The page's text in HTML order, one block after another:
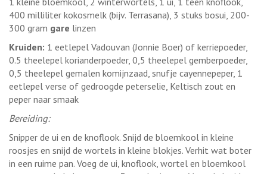
400 milliliter kokosmelk (bijv. Terrasana), 3 stuks bosui, 200-
300 gram gare linzen
Kruiden: 1 eetlepel Vadouvan (Jonnie Boer) of kerriepoeder,
0.5 theelepel korianderpoeder, 0,5 theelepel gemberpoeder,
0,5 theelepel gemalen komijnzaad, snufje cayennepeper, 1
eetlepel verse of gedroogde peterselie, Keltisch zout en
peper naar smaak
Bereiding:
Snipper de ui en de knoflook. Snijd de bloemkool in kleine
roosjes en snijd de wortels in kleine blokjes. Verhit wat boter
in een ruime pan. Voeg de ui, knoflook, wortel en bloemkool